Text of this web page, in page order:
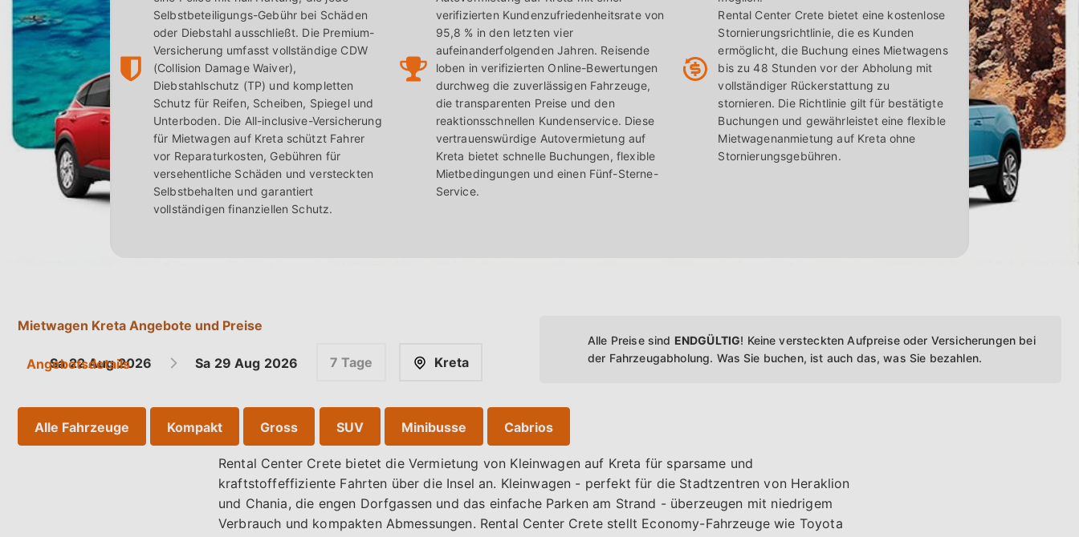
alles offen. Das Unternehmen gibt den Kunden alle nötigen Informationen, um ihren Mietwagen frühzeitig zu buchen. Das oberste Ziel
ist es, den Komfort der Kunden bei der Entdeckung der schönen Landschaften Kretas zu gewährleisten - mit überlegenen
Fahrzeugen zu den besten Tarifen der Insel.
Selbstbeteiligungs-Gebühr bei Schäden
oder Diebstahl ausschließt. Die Premium-
Versicherung umfasst vollständige CDW
(Collision Damage Waiver),
Diebstahlschutz (TP) und kompletten
Schutz für Reifen, Scheiben, Spiegel und
Unterboden. Die All-inclusive-Versicherung
für Mietwagen auf Kreta schützt Fahrer
vor Reparaturkosten, Gebühren für
versehentliche Schäden und versteckten
Selbstbehalten und garantiert
vollständigen finanziellen Schutz.
verifizierten Kundenzufriedenheitsrate von
95,8 % in den letzten vier
aufeinanderfolgenden Jahren. Reisende
loben in verifizierten Online-Bewertungen
durchweg die zuverlässigen Fahrzeuge,
die transparenten Preise und den
reaktionsschnellen Kundenservice. Diese
vertrauenswürdige Autovermietung auf
Kreta bietet schnelle Buchungen, flexible
Mietbedingungen und einen Fünf-Sterne-
Service.
Rental Center Crete bietet eine kostenlose
Stornierungsrichtlinie, die es Kunden
ermöglicht, die Buchung eines Mietwagens
bis zu 48 Stunden vor der Abholung mit
vollständiger Rückerstattung zu
stornieren. Die Richtlinie gilt für bestätigte
Buchungen und gewährleistet eine flexible
Mietwagenanmietung auf Kreta ohne
Stornierungsgebühren.
Mietwagen Kreta Angebote und Preise
Sa 22 Aug 2026 Sa 29 Aug 2026 7 Tage Kreta
Angebotsdetails
Alle Preise sind ENDGÜLTIG! Keine versteckten Aufpreise oder Versicherungen bei
der Fahrzeugabholung. Was Sie buchen, ist auch das, was Sie bezahlen.
Alle Fahrzeuge Kompakt Gross SUV Minibusse Cabrios
Rental Center Crete bietet die Vermietung von Kleinwagen auf Kreta für sparsame und
kraftstoffeffiziente Fahrten über die Insel an. Kleinwagen - perfekt für die Stadtzentren von Heraklion
und Chania, die engen Dorfgassen und das einfache Parken am Strand - überzeugen mit niedrigem
Verbrauch und kompakten Abmessungen. Rental Center Crete stellt Economy-Fahrzeuge wie Toyota